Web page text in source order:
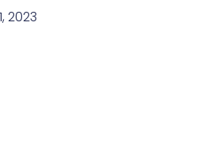
2023